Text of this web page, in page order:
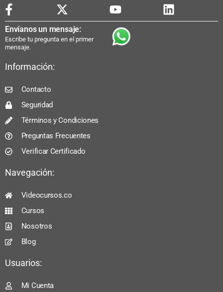
Envíanos un mensaje:
Escribe tu pregunta en el primer
mensaje.
Información:
Contacto
Seguridad
Términos y Condiciones
Preguntas Frecuentes
Verificar Certificado
Navegación:
Videocursos.co
Cursos
Nosotros
Blog
Usuarios:
Mi Cuenta